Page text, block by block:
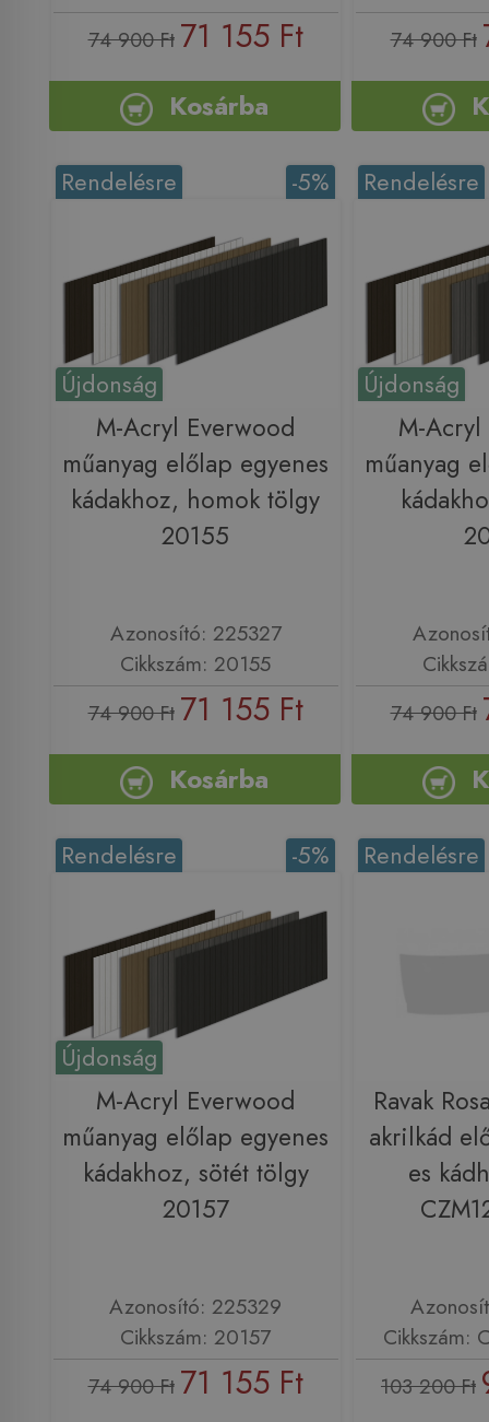
74 900 Ft 71 155 Ft
Kosárba
74 900 Ft
Újdonság
-5%
Rendelésre
M-Acryl Everwood
műanyag előlap egyenes
kádakhoz, homok tölgy
20155
Azonosító: 225327
Cikkszám: 20155
74 900 Ft 71 155 Ft
Kosárba
Újdonság
Rendelésre
M-
műanyag
74 900 Ft
Újdonság
-5%
Rendelésre
M-Acryl Everwood
műanyag előlap egyenes
kádakhoz, sötét tölgy
20157
Azonosító: 225329
Cikkszám: 20157
74 900 Ft 71 155 Ft
Rendelésre
Ravak
akrilkád
es
Cikkszám:
103 200 Ft